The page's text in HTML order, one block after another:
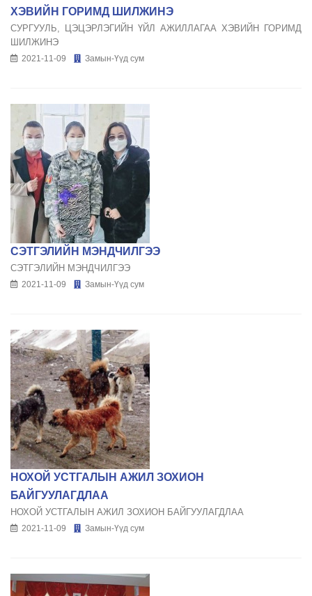
ХЭВИЙН ГОРИМД ШИЛЖИНЭ
СУРГУУЛЬ, ЦЭЦЭРЛЭГИЙН ҮЙЛ АЖИЛЛАГАА ХЭВИЙН ГОРИМД
ШИЛЖИНЭ
2021-11-09 Замын-Үүд сум
СЭТГЭЛИЙН МЭНДЧИЛГЭЭ
СЭТГЭЛИЙН МЭНДЧИЛГЭЭ
2021-11-09 Замын-Үүд сум
НОХОЙ УСТГАЛЫН АЖИЛ ЗОХИОН
БАЙГУУЛАГДЛАА
НОХОЙ УСТГАЛЫН АЖИЛ ЗОХИОН БАЙГУУЛАГДЛАА
2021-11-09 Замын-Үүд сум